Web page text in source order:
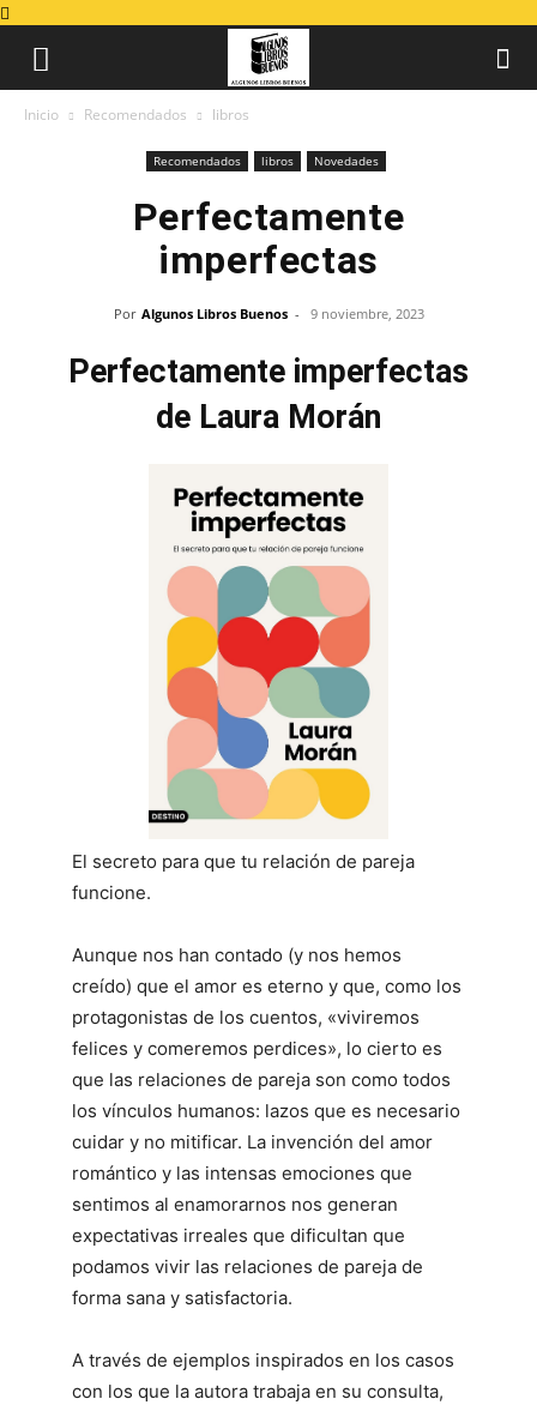
Inicio Recomendados libros
Recomendados libros Novedades
Perfectamente
imperfectas
Por Algunos Libros Buenos - 9 noviembre, 2023
Perfectamente imperfectas
de Laura Morán
El secreto para que tu relación de pareja
funcione.
Aunque nos han contado (y nos hemos
creído) que el amor es eterno y que, como los
protagonistas de los cuentos, «viviremos
felices y comeremos perdices», lo cierto es
que las relaciones de pareja son como todos
los vínculos humanos: lazos que es necesario
cuidar y no mitificar. La invención del amor
romántico y las intensas emociones que
sentimos al enamorarnos nos generan
expectativas irreales que dificultan que
podamos vivir las relaciones de pareja de
forma sana y satisfactoria.
A través de ejemplos inspirados en los casos
con los que la autora trabaja en su consulta,